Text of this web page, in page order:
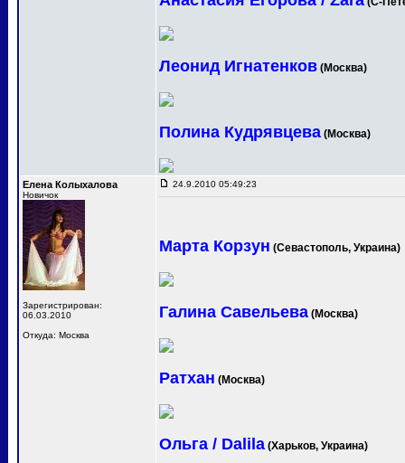
Леонид Игнатенков (Москва)
Полина Кудрявцева (Москва)
Елена Колыхалова
Новичок
Зарегистрирован:
06.03.2010
Откуда: Москва
24.9.2010 05:49:23
Марта Корзун (Севастополь, Украина)
Галина Савельева (Москва)
Ратхан (Москва)
Ольга / Dalila (Харьков, Украина)